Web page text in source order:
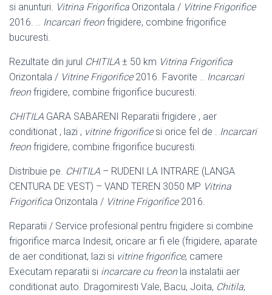
si anunturi. Vitrina Frigorifica Orizontala / Vitrine Frigorifice
2016. .. Incarcari freonfrigidere, combine frigorifice
bucuresti.
Rezultate din jurul CHITILA ± 50 km Vitrina Frigorifica
Orizontala / Vitrine Frigorifice2016. Favorite .. Incarcari
freonfrigidere, combine frigorifice bucuresti.
CHITILA GARA SABARENI Reparatii frigidere , aer
conditionat , lazi , vitrine frigorificesi orice fel de . Incarcari
freonfrigidere, combine frigorifice bucuresti.
Distribuie pe. CHITILA – RUDENI LA INTRARE (LANGA
CENTURA DE VEST) – VAND TEREN 3050 MP Vitrina
Frigorifica Orizontala / Vitrine Frigorifice2016.
Reparatii / Service profesional pentru frigidere si combine
frigorifice marca Indesit, oricare ar fi ele (frigidere, aparate
de aer conditionat, lazi si vitrine frigorifice, camere
Executam reparatii si incarcare cu freonla instalatii aer
conditionat auto. Dragomiresti Vale, Bacu, Joita, Chitila,